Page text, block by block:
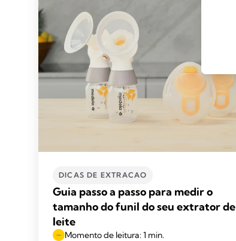
DICAS DE EXTRACAO
Guia passo a passo para medir o
tamanho do funil do seu extrator de
leite
Momento de leitura: 1 min.